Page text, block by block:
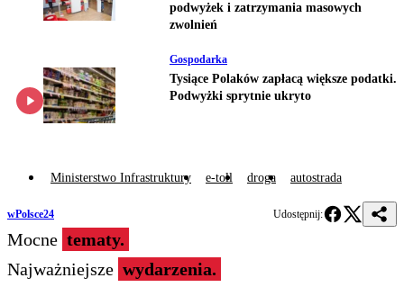
podwyżek i zatrzymania masowych
zwolnień
Gospodarka
Tysiące Polaków zapłacą większe podatki.
Podwyżki sprytnie ukryto
Ministerstwo Infrastruktury e-toll droga autostrada
wPolsce24 Udostępnij:
Mocne tematy.
Najważniejsze wydarzenia.